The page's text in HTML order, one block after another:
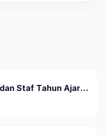
Rapat Kerja Guru dan Staf Tahun Ajaran Baru